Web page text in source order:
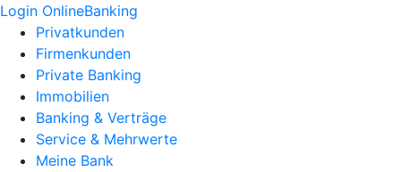
Login OnlineBanking
Privatkunden
Firmenkunden
Private Banking
Immobilien
Banking & Verträge
Service & Mehrwerte
Meine Bank